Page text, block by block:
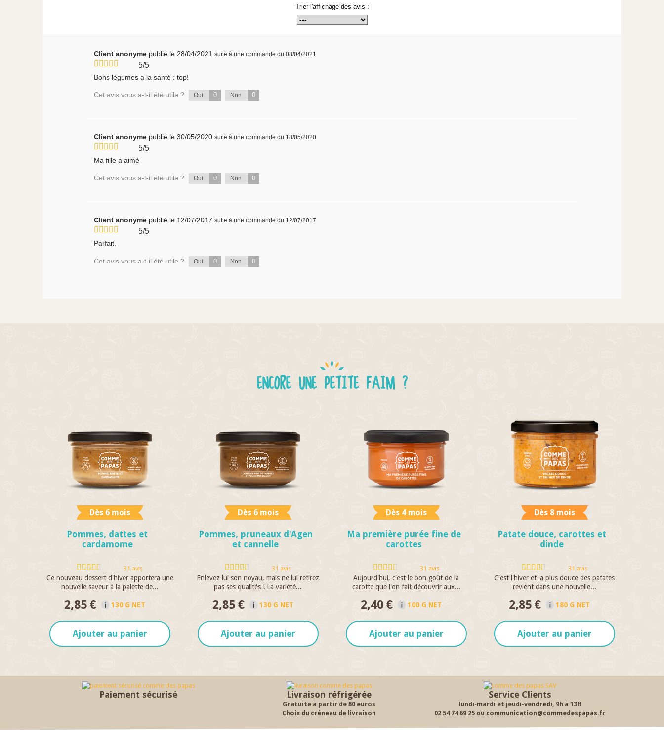
Trier l'affichage des avis :
Client anonyme publié le 28/04/2021 suite à une commande du 08/04/2021
5/5
Bons légumes a la santé : top!
Cet avis vous a-t-il été utile ? Oui 0 Non 0
Client anonyme publié le 30/05/2020 suite à une commande du 18/05/2020
5/5
Ma fille a aimé
Cet avis vous a-t-il été utile ? Oui 0 Non 0
Client anonyme publié le 12/07/2017 suite à une commande du 12/07/2017
5/5
Parfait.
Cet avis vous a-t-il été utile ? Oui 0 Non 0
ENCORE UNE PETITE FAIM ?
Dès 6 mois
Pommes, dattes et
cardamome
31 avis
Ce nouveau dessert d'hiver apportera une
nouvelle saveur à la palette de...
2,85 € 130 G NET
Ajouter au panier
Dès 6 mois
Pommes, pruneaux d'Agen
et cannelle
31 avis
Enlevez lui son noyau, mais ne lui retirez
pas ses qualités ! La variété...
2,85 € 130 G NET
Ajouter au panier
Dès 4 mois
Ma première purée fine de
carottes
31 avis
Aujourd'hui, c'est le bon goût de la
carotte que l'on fait découvrir aux...
2,40 € 100 G NET
Ajouter au panier
Dès 8 mois
Patate douce, carottes et
dinde
31 avis
C'est l'hiver et la plus douce des patates
revient dans une nouvelle...
2,85 € 180 G NET
Ajouter au panier
Paiement sécurisé Livraison réfrigérée
Gratuite à partir de 80 euros
Choix du créneau de livraison
Service Clients
lundi-mardi et jeudi-vendredi, 9h à 13H
02 54 74 69 25 ou communication@commedespapas.fr